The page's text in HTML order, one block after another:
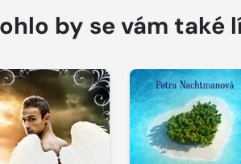
by se vám také